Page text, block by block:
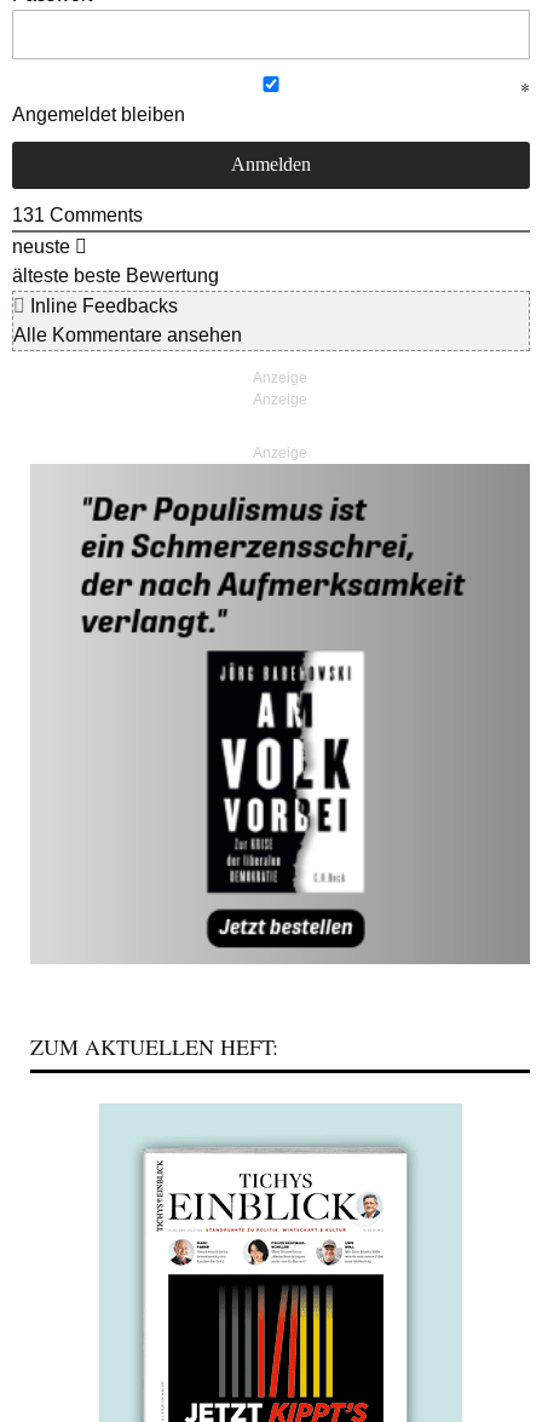
Angemeldet bleiben
131 Comments
neuste
älteste beste Bewertung
Inline Feedbacks
Alle Kommentare ansehen
Anzeige
ZUM AKTUELLEN HEFT: